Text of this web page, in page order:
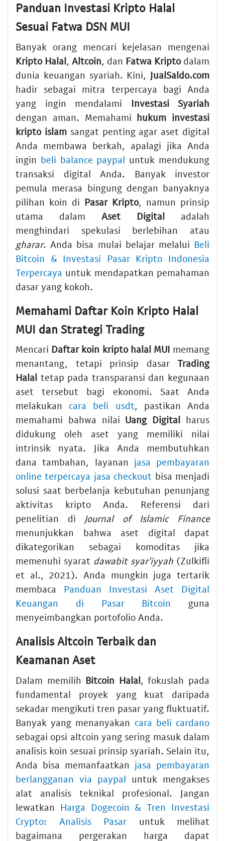
Panduan Investasi Kripto Halal
Sesuai Fatwa DSN MUI
Banyak orang mencari kejelasan mengenai
Kripto Halal, Altcoin, dan Fatwa Kriptodalam
dunia keuangan syariah. Kini, JualSaldo.com
hadir sebagai mitra terpercaya bagi Anda
yang ingin mendalami
Investasi Syariah
dengan aman. Memahami hukum investasi
kripto islamsangat penting agar aset digital
Anda membawa berkah, apalagi jika Anda
ingin beli balance paypal untuk mendukung
transaksi digital Anda. Banyak investor
pemula merasa bingung dengan banyaknya
pilihan koin di Pasar Kripto, namun prinsip
utama dalam Aset Digital adalah
menghindari spekulasi berlebihan atau
gharar. Anda bisa mulai belajar melalui Beli
Bitcoin & Investasi Pasar Kripto Indonesia
Terpercaya untuk mendapatkan pemahaman
dasar yang kokoh.
Memahami Daftar Koin Kripto Halal
MUI dan Strategi Trading
Mencari Daftar koin kripto halal MUI memang
menantang, tetapi prinsip dasar Trading
Halal tetap pada transparansi dan kegunaan
aset tersebut bagi ekonomi. Saat Anda
melakukan cara beli usdt, pastikan Anda
memahami bahwa nilai Uang Digital harus
didukung oleh aset yang memiliki nilai
intrinsik nyata. Jika Anda membutuhkan
dana tambahan, layanan jasa pembayaran
online terpercaya jasa checkout bisa menjadi
solusi saat berbelanja kebutuhan penunjang
aktivitas kripto Anda. Referensi dari
penelitian di Journal of Islamic Finance
menunjukkan bahwa aset digital dapat
dikategorikan sebagai komoditas jika
memenuhi syarat dawabit syar'iyyah (Zulkifli
et al., 2021). Anda mungkin juga tertarik
membaca Panduan Investasi Aset Digital
Keuangan di Pasar Bitcoin guna
menyeimbangkan portofolio Anda.
Analisis Altcoin Terbaik dan
Keamanan Aset
Dalam memilih Bitcoin Halal, fokuslah pada
fundamental proyek yang kuat daripada
sekadar mengikuti tren pasar yang fluktuatif.
Banyak yang menanyakan cara beli cardano
sebagai opsi altcoin yang sering masuk dalam
analisis koin sesuai prinsip syariah. Selain itu,
Anda bisa memanfaatkan jasa pembayaran
berlangganan via paypal untuk mengakses
alat analisis teknikal profesional. Jangan
lewatkan Harga Dogecoin & Tren Investasi
Crypto: Analisis Pasar untuk melihat
bagaimana pergerakan harga dapat